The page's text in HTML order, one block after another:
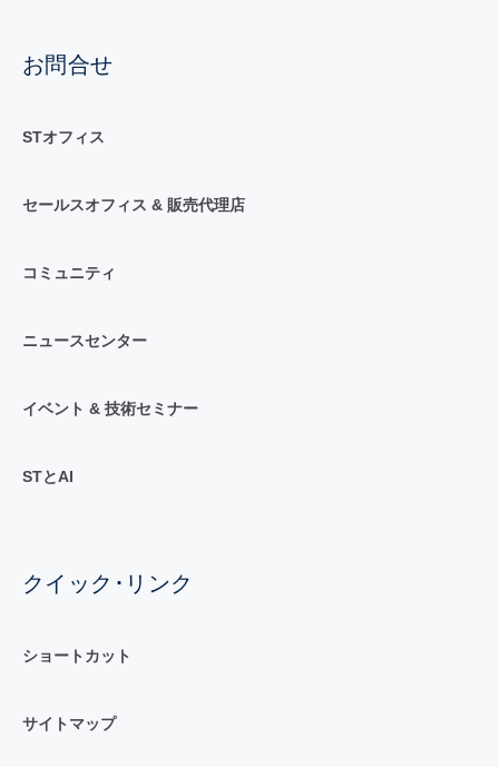
お問合せ
STオフィス
セールスオフィス & 販売代理店
コミュニティ
ニュースセンター
イベント & 技術セミナー
STとAI
クイック･リンク
ショートカット
サイトマップ